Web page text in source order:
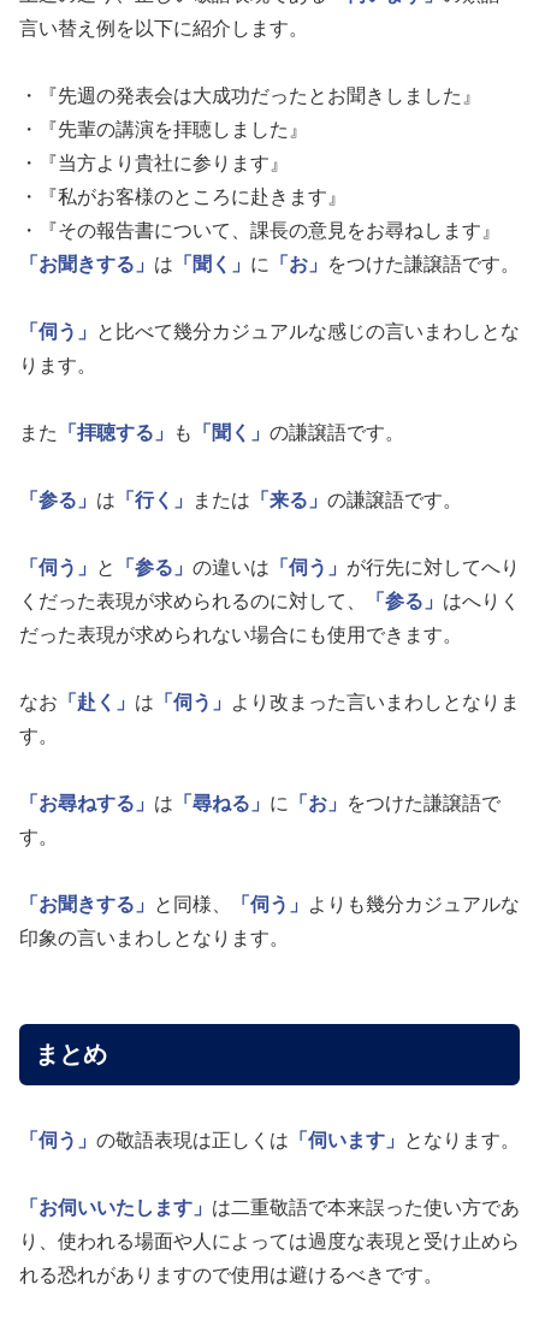
言い替え例を以下に紹介します。
・『先週の発表会は大成功だったとお聞きしました』
・『先輩の講演を拝聴しました』
・『当方より貴社に参ります』
・『私がお客様のところに赴きます』
・『その報告書について、課長の意見をお尋ねします』
「お聞きする」 は 「聞く」 に 「お」 をつけた謙譲語です。
「伺う」
と比べて幾分カジュアルな感じの言いまわしとな
ります。
また 「拝聴する」 も 「聞く」 の謙譲語です。
「参る」 は 「行く」 または 「来る」 の謙譲語です。
「伺う」 と 「参る」 の違いは 「伺う」 が行先に対してへり
くだった表現が求められるのに対して、
「参る」 はへりく
だった表現が求められない場合にも使用できます。
なお 「赴く」 は 「伺う」
より改まった言いまわしとなりま
す。
「お尋ねする」 は 「尋ねる」 に 「お」
をつけた謙譲語で
す。
「お聞きする」 と同様、 「伺う」
よりも幾分カジュアルな
印象の言いまわしとなります。
まとめ
「伺う」 の敬語表現は正しくは 「伺います」 となります。
「お伺いいたします」 は二重敬語で本来誤った使い方であ
り、使われる場面や人によっては過度な表現と受け止めら
れる恐れがありますので使用は避けるべきです。